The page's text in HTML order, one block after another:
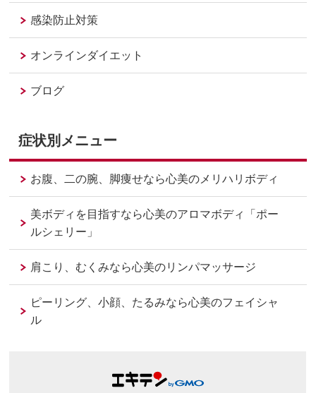
感染防止対策
オンラインダイエット
ブログ
症状別メニュー
お腹、二の腕、脚痩せなら心美のメリハリボディ
美ボディを目指すなら心美のアロマボディ「ポー
ルシェリー」
肩こり、むくみなら心美のリンパマッサージ
ピーリング、小顔、たるみなら心美のフェイシャ
ル